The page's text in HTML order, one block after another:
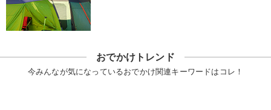
おでかけトレンド
今みんなが気になっているおでかけ関連キーワードはコレ！